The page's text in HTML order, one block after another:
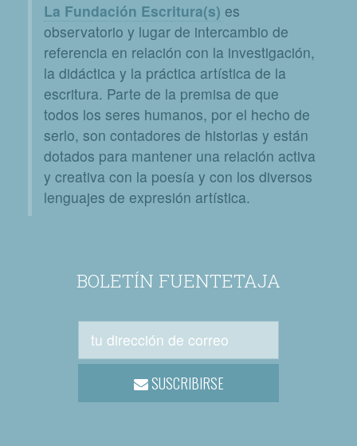
La Fundación Escritura(s) es
observatorio y lugar de intercambio de
referencia en relación con la investigación,
la didáctica y la práctica artística de la
escritura. Parte de la premisa de que
todos los seres humanos, por el hecho de
serlo, son contadores de historias y están
dotados para mantener una relación activa
y creativa con la poesía y con los diversos
lenguajes de expresión artística.
BOLETÍN FUENTETAJA
SUSCRIBIRSE